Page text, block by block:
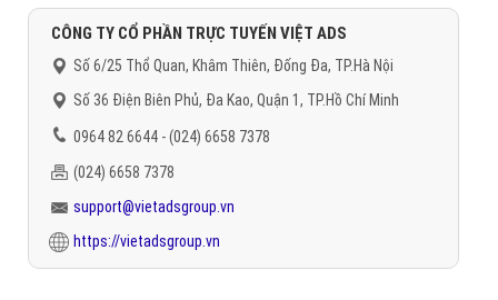
CÔNG TY CỔ PHẦN TRỰC TUYẾN VIỆT ADS
Số 6/25 Thổ Quan, Khâm Thiên, Đống Đa, TP.Hà Nội
Số 36 Điện Biên Phủ, Đa Kao, Quận 1, TP.Hồ Chí Minh
0964 82 6644 - (024) 6658 7378
(024) 6658 7378
support@vietadsgroup.vn
https://vietadsgroup.vn